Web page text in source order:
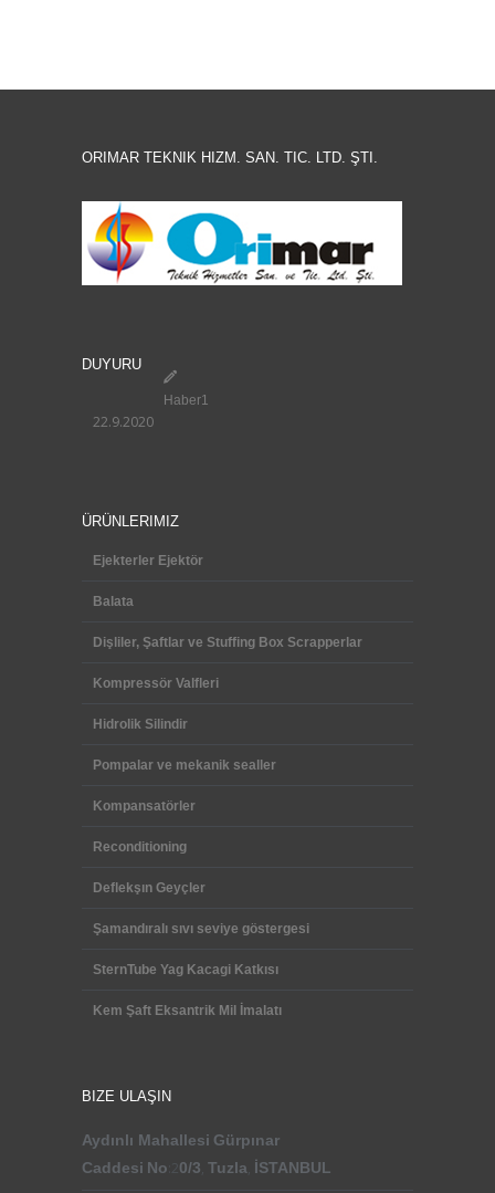
ORIMAR TEKNIK HIZM. SAN. TIC. LTD. ŞTI.
DUYURU
Haber1
22.9.2020
ÜRÜNLERIMIZ
Ejekterler Ejektör
Balata
Dişliler, Şaftlar ve Stuffing Box Scrapperlar
Kompressör Valfleri
Hidrolik Silindir
Pompalar ve mekanik sealler
Kompansatörler
Reconditioning
Deflekşın Geyçler
Şamandıralı sıvı seviye göstergesi
SternTube Yag Kacagi Katkısı
Kem Şaft Eksantrik Mil İmalatı
BIZE ULAŞIN
Aydınlı Mahallesi Gürpınar
Caddesi No :2 0/3, Tuzla, İSTANBUL